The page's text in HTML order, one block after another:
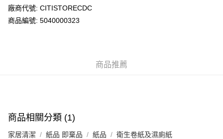
送貨方式
每筆HK$50.00，滿HK$200.00或以上免運費
UNY 門市自取
廠商代號: CITISTORECDC
商品編號: 5040000323
商品推薦
商品相關分類 (1)
家居清潔 紙品 即棄品 紙品 衛生卷紙及濕廁紙